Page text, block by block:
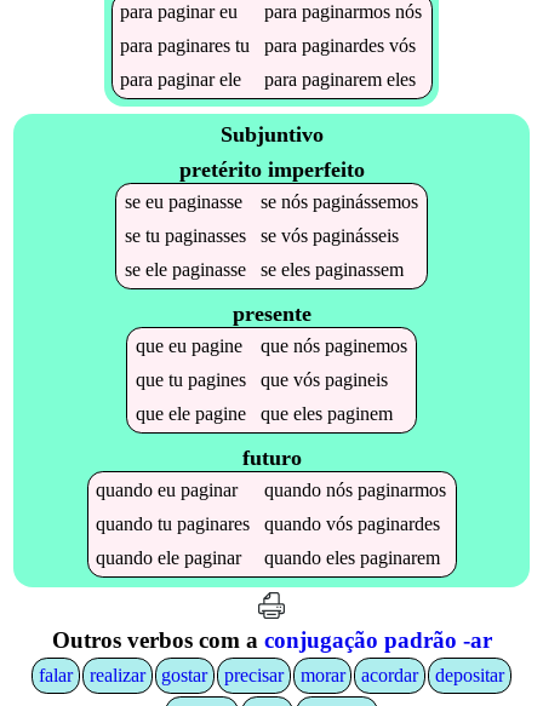
parapaginareu parapaginarmos nós
parapaginares tu parapaginardes vós
parapaginarele parapaginarem eles
Subjuntivo
pretérito imperfeito
se eu paginasse se nós paginássemos
se tu paginasses se vós paginásseis
se ele paginasse se eles paginassem
presente
que eu pagine que nós paginemos
que tu pagines que vós pagineis
que ele pagine que eles paginem
futuro
quandoeupaginar quandonóspaginarmos
quandotupaginares quandovóspaginardes
quandoelepaginar quandoelespaginarem
Outros verbos com a conjugação padrão -ar
falar realizar gostar precisar morar acordar
depositar